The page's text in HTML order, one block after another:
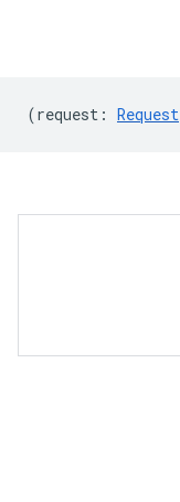
(request : Request